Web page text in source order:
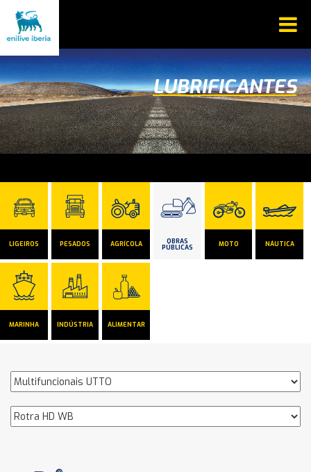
LUBRIFICANTES
LIGEIROS PESADOS AGRÍCOLA OBRAS
PÚBLICAS MOTO NÁUTICA
MARINHA INDÚSTRIA ALIMENTAR